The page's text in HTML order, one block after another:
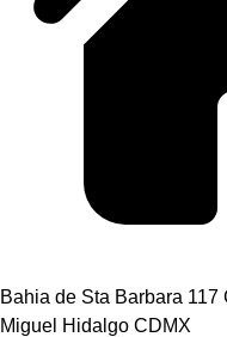
Bahia de Sta Barbara
Miguel Hidalgo CDMX